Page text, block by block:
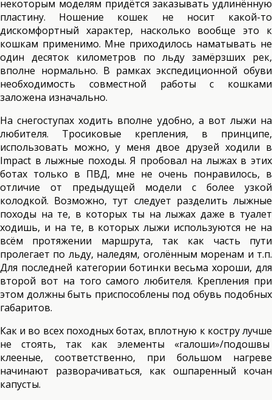
некоторым моделям придётся заказывать удлинённую
пластину. Ношение кошек не носит какой-то
дискомфортный характер, насколько вообще это к
кошкам применимо. Мне приходилось наматывать не
один десяток километров по льду замёрзших рек,
вполне нормально. В рамках экспедиционной обуви
необходимость совместной работы с кошками
заложена изначально.
На снегоступах ходить вполне удобно, а вот лыжи на
любителя. Тросиковые крепления, в принципе,
использовать можно, у меня двое друзей ходили в
Impact в лыжные походы. Я пробовал на лыжах в этих
ботах только в ПВД, мне не очень понравилось, в
отличие от предыдущей модели с более узкой
колодкой. Возможно, тут следует разделить лыжные
походы на те, в которых ты на лыжах даже в туалет
ходишь, и на те, в которых лыжи используются не на
всём протяжении маршрута, так как часть пути
пролегает по льду, наледям, оголённым моренам и т.п.
Для последней категории ботинки весьма хороши, для
второй вот на того самого любителя. Крепления при
этом должны быть приспособлены под обувь подобных
габаритов.
Как и во всех походных ботах, вплотную к костру лучше
не стоять, так как элементы «галоши»/подошвы
клееные, соответственно, при большом нагреве
начинают разворачиваться, как ошпаренный кочан
капусты.